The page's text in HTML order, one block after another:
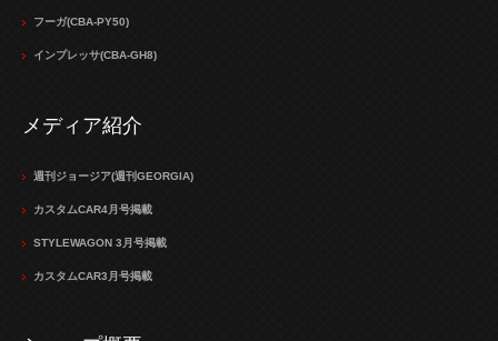
フーガ(CBA-PY50)
インプレッサ(CBA-GH8)
メディア紹介
週刊ジョージア(週刊GEORGIA)
カスタムCAR4月号掲載
STYLEWAGON 3月号掲載
カスタムCAR3月号掲載